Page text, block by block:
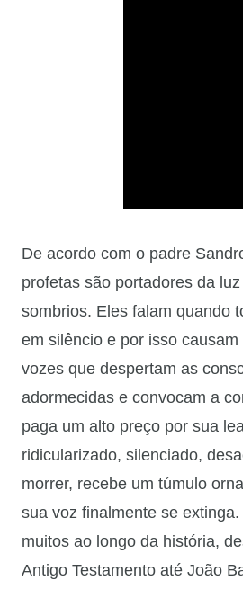
De acordo com o padre
profetas são portadores da
sombrios. Eles falam quando
em silêncio e por isso
vozes que despertam as
adormecidas e convocam a
paga um alto preço por sua
ridicularizado, silenciado,
morrer, recebe um túmulo
sua voz finalmente se
muitos ao longo da história,
Antigo Testamento até João